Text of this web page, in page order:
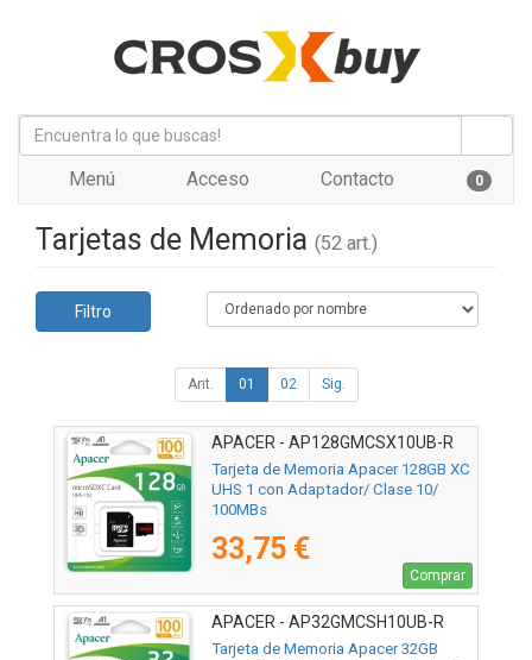
Menú Acceso Contacto 0
Tarjetas de Memoria (52 art.)
Filtro
Ant. 01 02 Sig.
APACER - AP128GMCSX10UB-R
Tarjeta de Memoria Apacer 128GB XC
UHS 1 con Adaptador/ Clase 10/
100MBs
33,75 €
Comprar
APACER - AP32GMCSH10UB-R
Tarjeta de Memoria Apacer 32GB